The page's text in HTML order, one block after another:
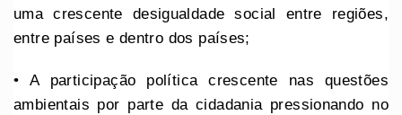
uma crescente desigualdade social entre regiões,
entre países e dentro dos países;
• A participação política crescente nas questões
ambientais por parte da cidadania pressionando no